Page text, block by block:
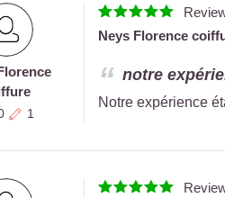
1
Neys Florence
notre
Notre expérience